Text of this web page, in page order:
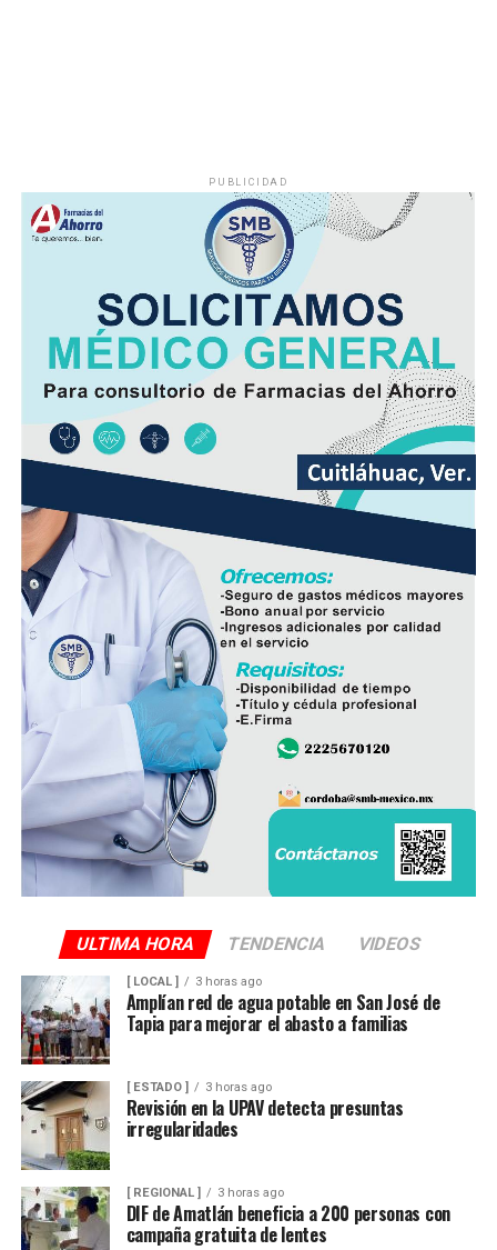
PUBLICIDAD
ULTIMA HORA TENDENCIA VIDEOS
[ LOCAL ] 3 horas ago
Amplían red de agua potable en San José de
Tapia para mejorar el abasto a familias
[ ESTADO ] 3 horas ago
Revisión en la UPAV detecta presuntas
irregularidades
[ REGIONAL ] 3 horas ago
DIF de Amatlán beneficia a 200 personas con
campaña gratuita de lentes